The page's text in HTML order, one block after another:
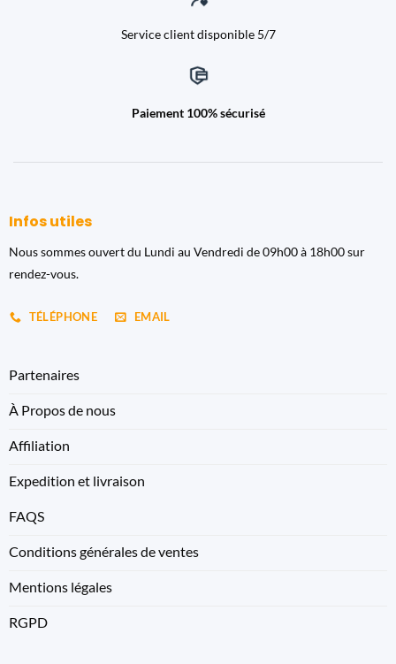
Service client disponible 5/7
Paiement 100% sécurisé
Infos utiles
Nous sommes ouvert du Lundi au Vendredi de 09h00 à 18h00 sur
rendez-vous.
TÉLÉPHONE EMAIL
Partenaires
À Propos de nous
Affiliation
Expedition et livraison
FAQS
Conditions générales de ventes
Mentions légales
RGPD